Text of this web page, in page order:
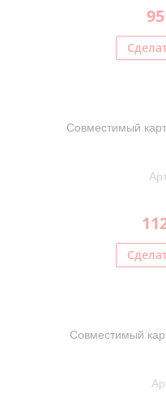
Совместимый
Совместимый